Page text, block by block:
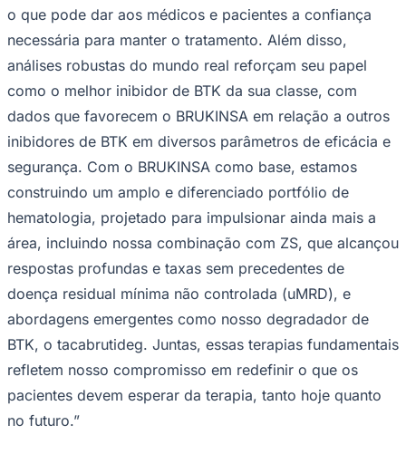
Panorama Econômico
Para Sua Empresa
Anuncie no Portal
Verificar EmpresaNovo
Anunciar Vagas
Publicidade Legal
NBA
NFL
Fórmula 1
UFC
Tênis (ATP)
NHL
Atletismo
Vôlei
NBB
Competições de Futebol
Brasileirão Série B
Paulistão
o que pode dar aos médicos e pacientes a confiança
necessária para manter o tratamento. Além disso,
análises robustas do mundo real reforçam seu papel
como o melhor inibidor de BTK da sua classe, com
dados que favorecem o BRUKINSA em relação a outros
inibidores de BTK em diversos parâmetros de eficácia e
segurança. Com o BRUKINSA como base, estamos
construindo um amplo e diferenciado portfólio de
hematologia, projetado para impulsionar ainda mais a
área, incluindo nossa combinação com ZS, que alcançou
respostas profundas e taxas sem precedentes de
doença residual mínima não controlada (uMRD), e
abordagens emergentes como nosso degradador de
BTK, o tacabrutideg. Juntas, essas terapias fundamentais
refletem nosso compromisso em redefinir o que os
pacientes devem esperar da terapia, tanto hoje quanto
no futuro.”